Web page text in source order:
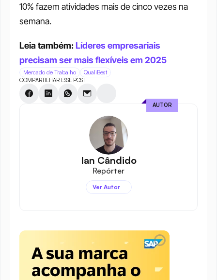
10% fazem atividades mais de cinco vezes na
semana.
Leia também: Líderes empresariais
precisam ser mais flexíveis em 2025
Mercado de Trabalho QualiBest
COMPARTILHAR ESSE POST
Ian Cândido
Repórter
Ver Autor
AUTOR